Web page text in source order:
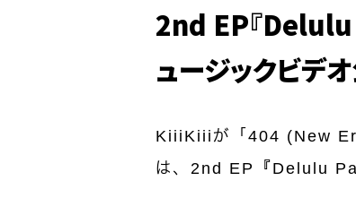
2nd EP『Delulu
ュージックビデ
KiiiKiiiが「404 (New
は、2nd EP
『Delulu